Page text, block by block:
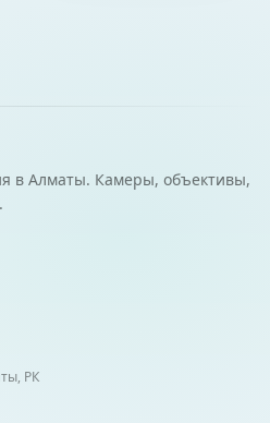
в Алматы. Камеры, объективы,
РК